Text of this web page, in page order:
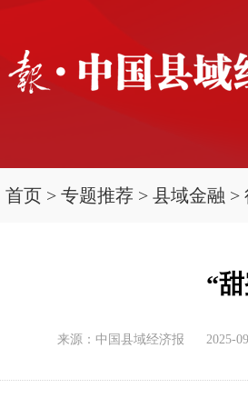
首页 > 专题推荐 > 县域金融 >
“
来源：中国县域经济报 2025-